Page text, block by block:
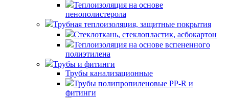
Теплоизоляция на основе
пенополистерола
Трубная теплоизоляция, защитные покрытия
Стеклоткань, стеклопластик, асбокартон
Теплоизоляция на основе вспененного
полиэтилена
Трубы и фитинги
Трубы канализационные
Трубы полипропиленовые PP-R и
фитинги